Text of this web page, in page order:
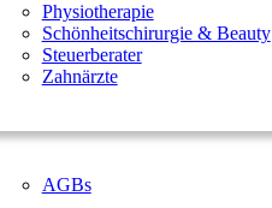
Physiotherapie
Schönheitschirurgie & Beauty
Steuerberater
Zahnärzte
AGBs